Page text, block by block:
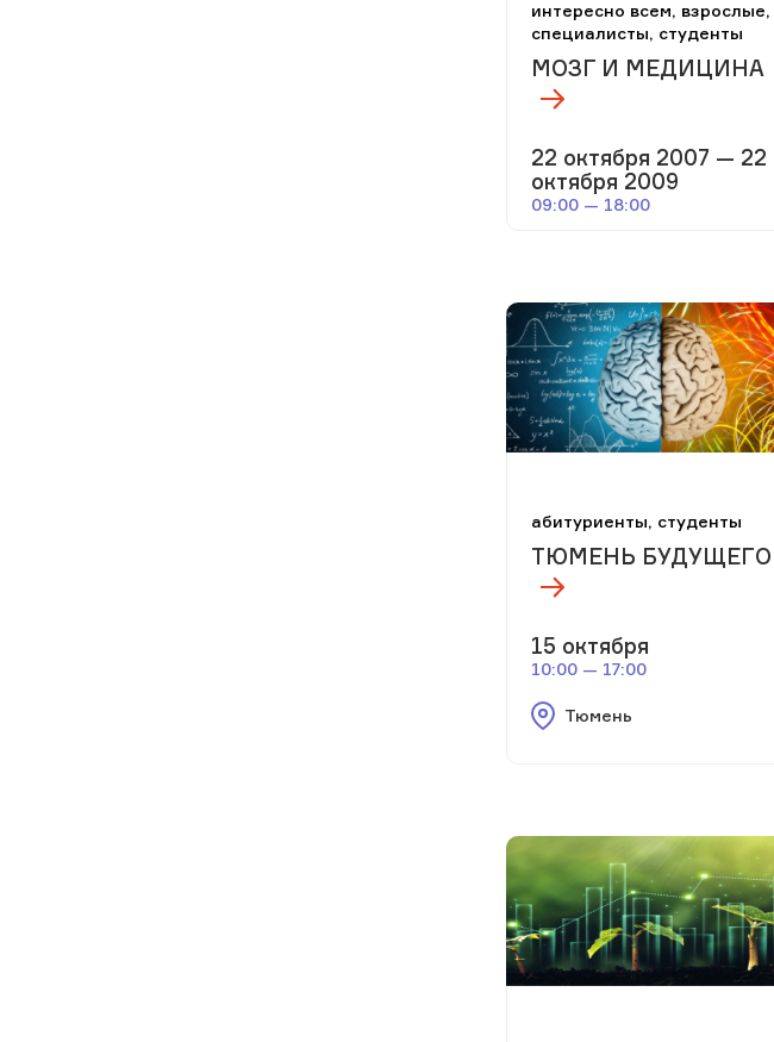
интересно всем, взрослые,
специалисты, студенты
МОЗГ И МЕДИЦИНА
22 октября 2007 — 22
октября 2009
09:00 — 18:00
абитуриенты, студенты
ТЮМЕНЬ БУДУЩЕГО
15 октября
10:00 — 17:00
Тюмень